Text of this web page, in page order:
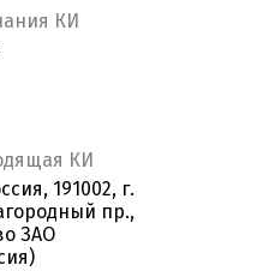
КИ
КИ
191002, г.
пр.,
ЗАО